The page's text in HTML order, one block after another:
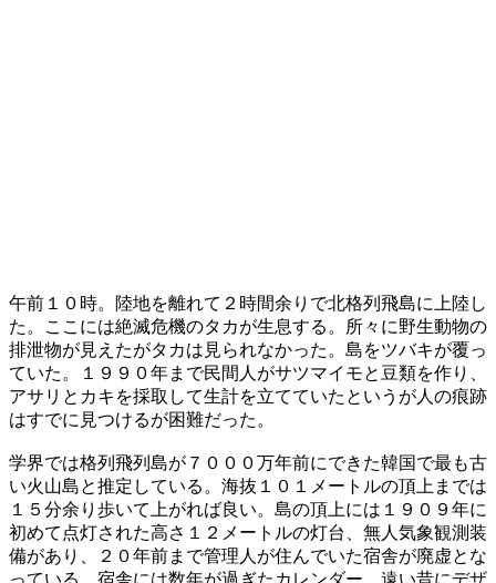
午前１０時。陸地を離れて２時間余りで北格列飛島に上陸し
た。ここには絶滅危機のタカが生息する。所々に野生動物の
排泄物が見えたがタカは見られなかった。島をツバキが覆っ
ていた。１９９０年まで民間人がサツマイモと豆類を作り、
アサリとカキを採取して生計を立てていたというが人の痕跡
はすでに見つけるが困難だった。
学界では格列飛列島が７０００万年前にできた韓国で最も古
い火山島と推定している。海抜１０１メートルの頂上までは
１５分余り歩いて上がれば良い。島の頂上には１９０９年に
初めて点灯された高さ１２メートルの灯台、無人気象観測装
備があり、２０年前まで管理人が住んでいた宿舎が廃虚とな
っている。宿舎には数年が過ぎたカレンダー、遠い昔にデザ